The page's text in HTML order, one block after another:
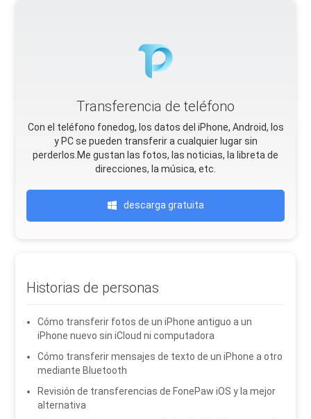
Transferencia de teléfono
Con el teléfono fonedog, los datos del iPhone, Android, Ios
y PC se pueden transferir a cualquier lugar sin
perderlos.Me gustan las fotos, las noticias, la libreta de
direcciones, la música, etc.
descarga gratuita
Historias de personas
Cómo transferir fotos de un iPhone antiguo a un
iPhone nuevo sin iCloud ni computadora
Cómo transferir mensajes de texto de un iPhone a otro
mediante Bluetooth
Revisión de transferencias de FonePaw iOS y la mejor
alternativa